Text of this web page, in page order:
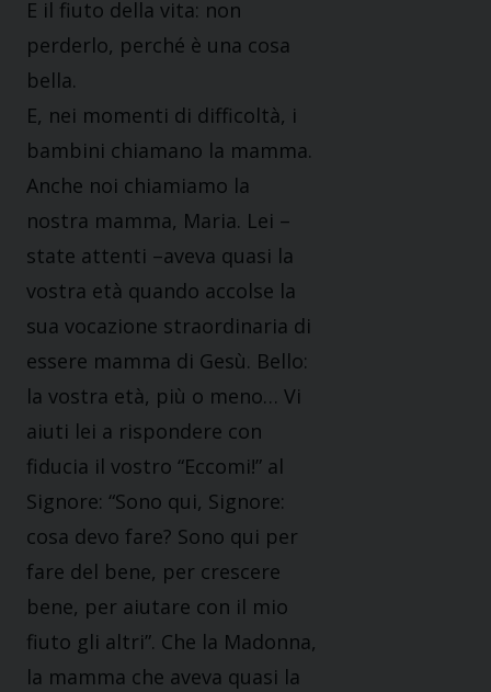
E il fiuto della vita: non
perderlo, perché è una cosa
bella.
E, nei momenti di difficoltà, i
bambini chiamano la mamma.
Anche noi chiamiamo la
nostra mamma, Maria. Lei –
state attenti –aveva quasi la
vostra età quando accolse la
sua vocazione straordinaria di
essere mamma di Gesù. Bello:
la vostra età, più o meno… Vi
aiuti lei a rispondere con
fiducia il vostro “Eccomi!” al
Signore: “Sono qui, Signore:
cosa devo fare? Sono qui per
fare del bene, per crescere
bene, per aiutare con il mio
fiuto gli altri”. Che la Madonna,
la mamma che aveva quasi la